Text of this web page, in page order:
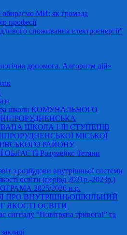
обираємо МИ: як громада
професії
споживання електроенергії”
допомога. Алгоритм дій»
школи КОМУНАЛЬНОГО
ШКОЛА І-ІІІ СТУПЕНІВ
МІСЬКОЇ
РАЙОНУ
Розумейко Тетяни
з розбудови внутрішньої системи
освіти (період 2021р.-2023р.)
2025/2026 н.р.
ПРО ВНУТРІШНЬОШКІЛЬНИЙ
ЯКОСТІ ОСВІТИ
сигналу “Повітряна тривога!” та